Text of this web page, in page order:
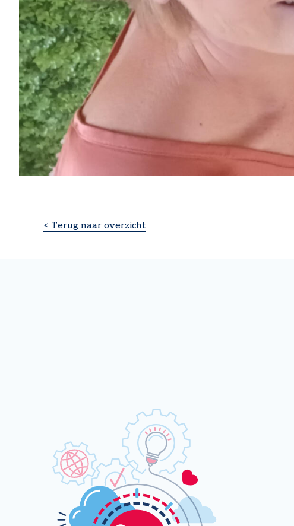
< Terug naar overzicht